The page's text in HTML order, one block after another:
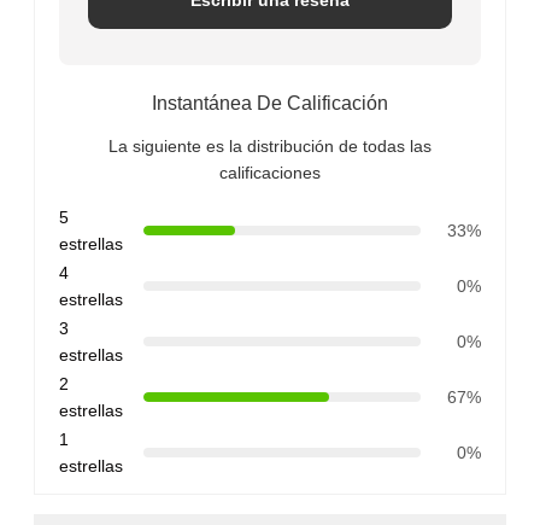
Instantánea De Calificación
La siguiente es la distribución de todas las
calificaciones
5
estrellas
33%
4
estrellas
0%
3
estrellas
0%
2
estrellas
67%
1
estrellas
0%